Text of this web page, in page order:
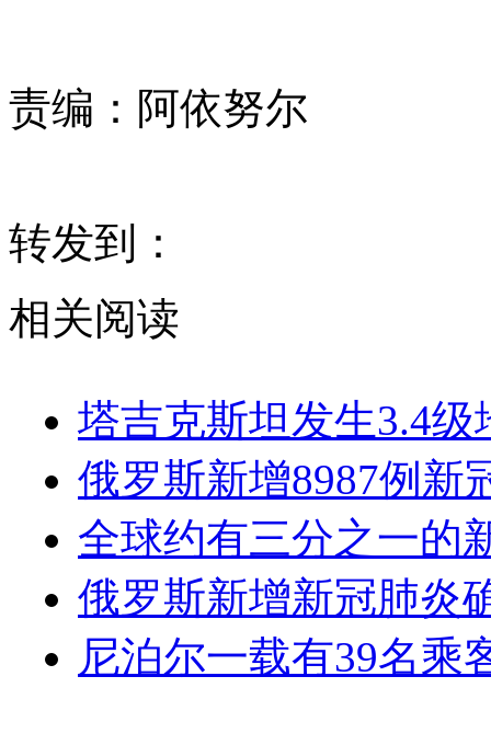
责编： 阿依努尔
转发到：
相关阅读
塔吉克斯坦发生3.4
俄罗斯新增8987例新
全球约有三分之一的
俄罗斯新增新冠肺炎
尼泊尔一载有39名乘